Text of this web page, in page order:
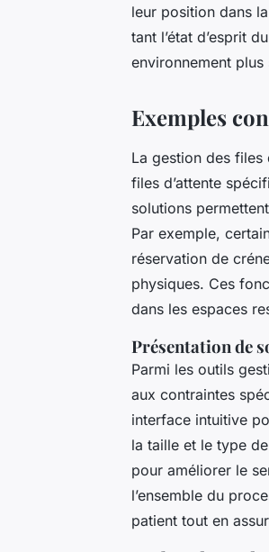
leur position dans
tant l’état d’esprit
environnement
Exemples
La gestion des files
files d’attente
solutions
Par exemple,
réservation de
physiques. Ces
dans les espaces
Présentation de
Parmi les outils
aux contraintes
interface intuitive
la taille et le type
pour améliorer le
l’ensemble du
patient tout en